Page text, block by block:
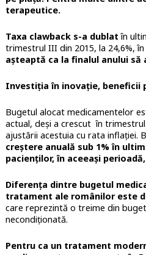
terapeutice.
Taxa clawback s-a dublat în
trimestrul III din 2015, la 24,6%,
așteaptă ca la finalul anului să
Investiția în inovație, beneficii
Bugetul alocat medicamentelor
actual, deși a crescut în
ajustării acestuia cu rata inflației.
creștere anuală sub 1% în
pacienților, în aceeași
Diferența dintre bugetul
tratament ale românilor este
care reprezintă o treime din
necondiționată.
Pentru ca un tratament